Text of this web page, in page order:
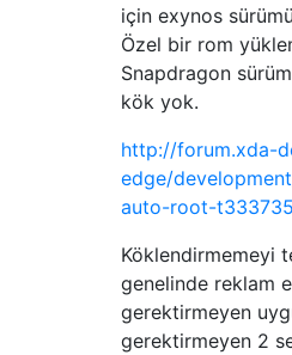
için exynos
Özel bir rom
Snapdragon
kök yok.
http://forum.xda-
edge/
auto-root-
Köklendirmemeyi
genelinde reklam
gerektirmeyen
gerektirmeyen 2